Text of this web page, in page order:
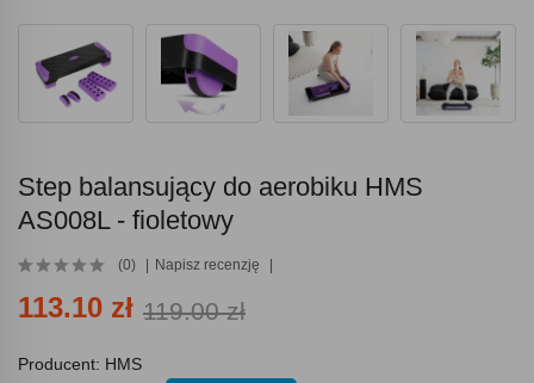
Step balansujący do aerobiku HMS
AS008L - fioletowy
(0) Napisz recenzję
113.10 zł 119.00 zł
Producent: HMS